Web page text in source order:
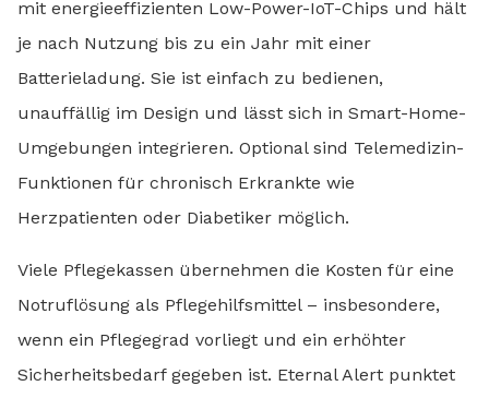
mit energieeffizienten Low-Power-IoT-Chips und hält
je nach Nutzung bis zu ein Jahr mit einer
Batterieladung. Sie ist einfach zu bedienen,
unauffällig im Design und lässt sich in Smart-Home-
Umgebungen integrieren. Optional sind Telemedizin-
Funktionen für chronisch Erkrankte wie
Herzpatienten oder Diabetiker möglich.
Viele Pflegekassen übernehmen die Kosten für eine
Notruflösung als Pflegehilfsmittel – insbesondere,
wenn ein Pflegegrad vorliegt und ein erhöhter
Sicherheitsbedarf gegeben ist. Eternal Alert punktet